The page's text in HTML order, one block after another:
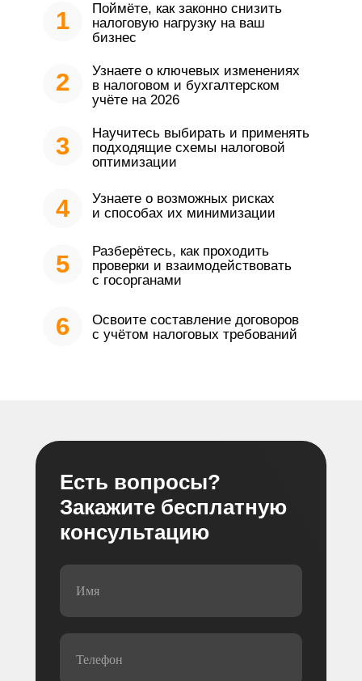
Узнаете о ключевых изменениях
в налоговом и бухгалтерском
учёте на 2026
2
Научитесь выбирать и применять
подходящие схемы налоговой
оптимизации
3
Узнаете о возможных рисках
и способах их минимизации
4
Разберётесь, как проходить
проверки и взаимодействовать
с госорганами
5
Освоите составление договоров
с учётом налоговых требований
6
Поймёте, как законно снизить
налоговую нагрузку на ваш
бизнес
1
Есть вопросы?
Закажите бесплатную
консультацию